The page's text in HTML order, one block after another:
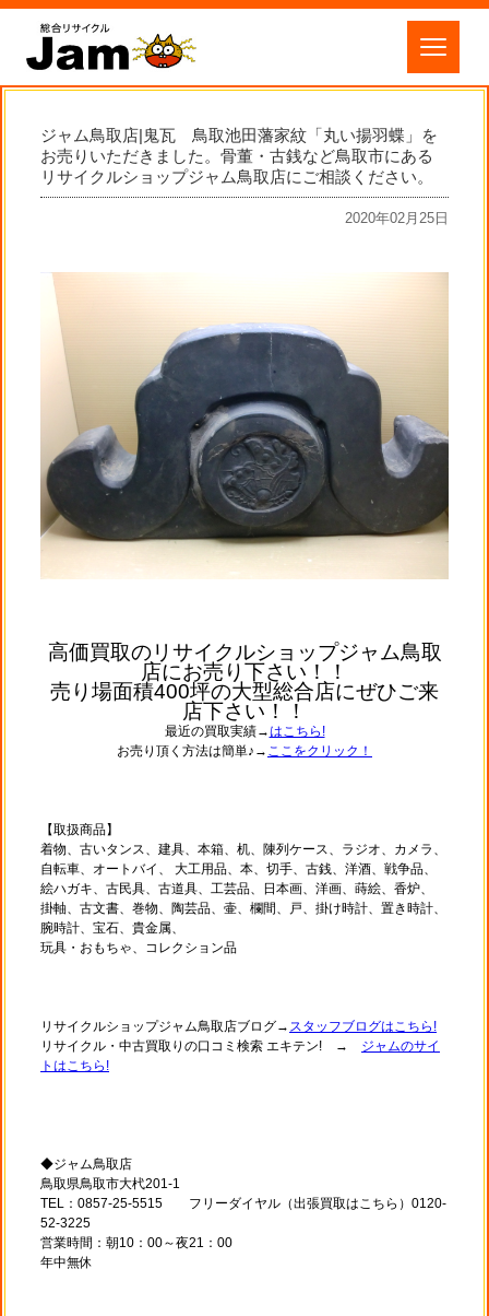
ジャム鳥取店|鬼瓦 鳥取池田藩家紋「丸い揚羽蝶」を
お売りいただきました。骨董・古銭など鳥取市にある
リサイクルショップジャム鳥取店にご相談ください。
2020年02月25日
高価買取のリサイクルショップジャム鳥取
店にお売り下さい！！
売り場面積400坪の大型総合店にぜひご来
店下さい！！
最近の買取実績→はこちら!
お売り頂く方法は簡単♪→ ここをクリック！
【取扱商品】
着物、古いタンス、建具、本箱、机、陳列ケース、ラジオ、カメラ、
自転車、オートバイ、 大工用品、本、切手、古銭、洋酒、戦争品、
絵ハガキ、古民具、古道具、工芸品、日本画、洋画、蒔絵、香炉、
掛軸、古文書、巻物、陶芸品、壷、欄間、戸、掛け時計、置き時計、
腕時計、宝石、貴金属、
玩具・おもちゃ、コレクション品
リサイクルショップジャム鳥取店ブログ→ スタッフブログはこちら!
リサイクル・中古買取りの口コミ検索 エキテン! → ジャムのサイ
トはこちら!
◆ジャム鳥取店
鳥取県鳥取市大杙201-1
TEL：0857-25-5515 フリーダイヤル（出張買取はこちら）0120-
52-3225
営業時間：朝10：00～夜21：00
年中無休